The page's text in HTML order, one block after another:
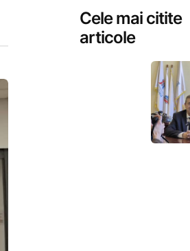
Cele mai citite
articole